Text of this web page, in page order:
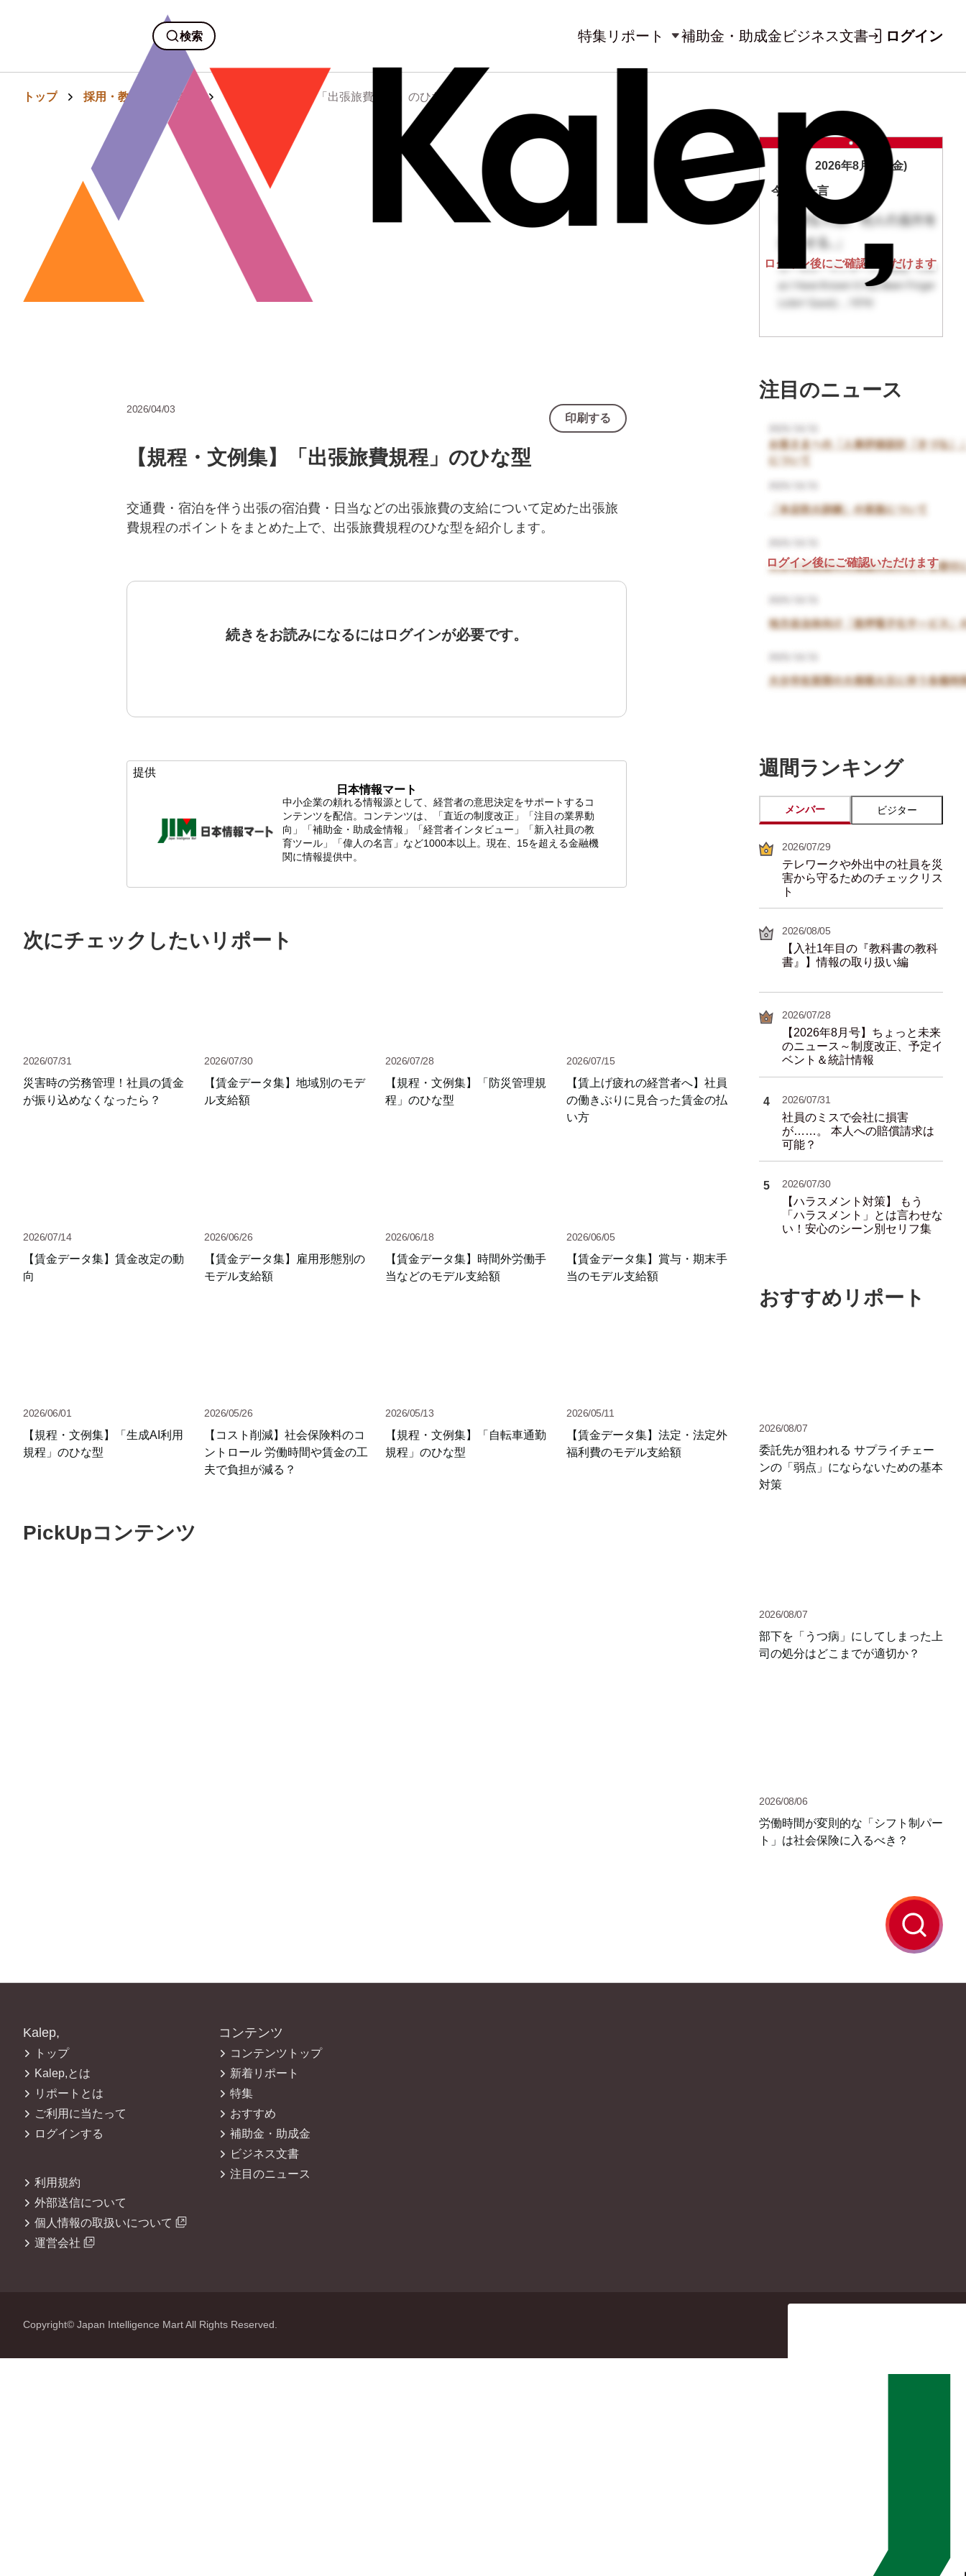
検索 特集 リポート 補助金・助成金ビジネス文書 ログイン
トップ 採用・教育・人事労務 【規程・文例集】「出張旅費規程」のひな型
2026/04/03
印刷する
【規程・文例集】「出張旅費規程」のひな型
交通費・宿泊を伴う出張の宿泊費・日当などの出張旅費の支給について定めた出張旅
費規程のポイントをまとめた上で、出張旅費規程のひな型を紹介します。
続きをお読みになるにはログインが必要です。
提供
日本情報マート
中小企業の頼れる情報源として、経営者の意思決定をサポートするコ
ンテンツを配信。コンテンツは、「直近の制度改正」「注目の業界動
向」「補助金・助成金情報」「経営者インタビュー」「新入社員の教
育ツール」「偉人の名言」など1000本以上。現在、15を超える金融機
関に情報提供中。
次にチェックしたいリポート
2026/07/31
災害時の労務管理！社員の賃金
が振り込めなくなったら？
2026/07/30
【賃金データ集】地域別のモデ
ル支給額
2026/07/28
【規程・文例集】「防災管理規
程」のひな型
2026/07/15
【賃上げ疲れの経営者へ】社員
の働きぶりに見合った賃金の払
い方
2026/07/14
【賃金データ集】賃金改定の動
向
2026/06/26
【賃金データ集】雇用形態別の
モデル支給額
2026/06/18
【賃金データ集】時間外労働手
当などのモデル支給額
2026/06/05
【賃金データ集】賞与・期末手
当のモデル支給額
2026/06/01
【規程・文例集】「生成AI利用
規程」のひな型
2026/05/26
【コスト削減】社会保険料のコ
ントロール 労働時間や賃金の工
夫で負担が減る？
2026/05/13
【規程・文例集】「自転車通勤
規程」のひな型
2026/05/11
【賃金データ集】法定・法定外
福利費のモデル支給額
PickUpコンテンツ
2026年8月7日(金)
今日の一言
ログイン後にご確認いただけます
注目のニュース
ログイン後にご確認いただけます
週間ランキング
メンバー ビジター
2026/07/29
テレワークや外出中の社員を災
害から守るためのチェックリス
ト
2026/08/05
【入社1年目の『教科書の教科
書』】情報の取り扱い編
2026/07/28
【2026年8月号】ちょっと未来
のニュース～制度改正、予定イ
ベント＆統計情報
4 2026/07/31
社員のミスで会社に損害
が……。 本人への賠償請求は
可能？
5 2026/07/30
【ハラスメント対策】 もう
「ハラスメント」とは言わせな
い！安心のシーン別セリフ集
おすすめリポート
2026/08/07
委託先が狙われる サプライチェー
ンの「弱点」にならないための基本
対策
2026/08/07
部下を「うつ病」にしてしまった上
司の処分はどこまでが適切か？
2026/08/06
労働時間が変則的な「シフト制パー
ト」は社会保険に入るべき？
Kalep,
トップ
Kalep,とは
リポートとは
ご利用に当たって
ログインする
利用規約
外部送信について
個人情報の取扱いについて
運営会社
コンテンツ
コンテンツトップ
新着リポート
特集
おすすめ
補助金・助成金
ビジネス文書
注目のニュース
Copyright© Japan Intelligence Mart All Rights Reserved.